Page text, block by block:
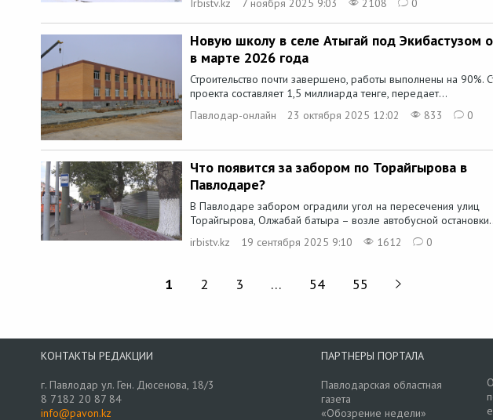
Irbistv.kz
7 ноября 2025 9:03 2108 0
Новую школу в селе Атыгай под Экибастузом
в марте 2026 года
Строительство почти завершено, работы выполнены на 90%.
проекта составляет 1,5 миллиарда тенге, передает...
Павлодар-онлайн
23 октября 2025 12:02 833 0
Что появится за забором по Торайгырова в
Павлодаре?
В Павлодаре забором оградили угол на пересечения улиц
Торайгырова, Олжабай батыра – возле автобусной
irbistv.kz
19 сентября 2025 9:10 1612 0
1 2 3 … 54 55
КОНТАКТЫ РЕДАКЦИИ
г. Павлодар ул. Ген. Дюсенова, 18/3
8 7182 20 87 84
info@pavon.kz
ПАРТНЕРЫ ПОРТАЛА
Павлодарская областная
газета
«Обозрение недели»